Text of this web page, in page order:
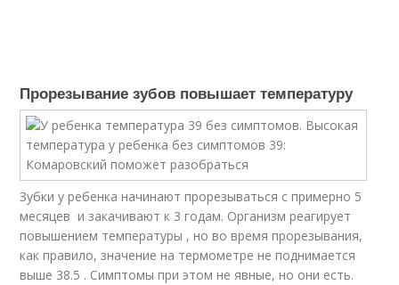
Прорезывание зубов повышает температуру
Зубки у ребенка начинают прорезываться с примерно 5
месяцев и закачивают к 3 годам. Организм реагирует
повышением температуры , но во время прорезывания,
как правило, значение на термометре не поднимается
выше 38.5 . Симптомы при этом не явные, но они есть.